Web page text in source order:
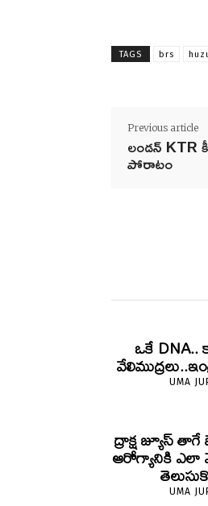
TAGS brs
Previous article
లండన్ KTR
పోరాటం
ఒకే DNA..
UMA
ద్రాక్ష జ్యూస్
ఆరోగ్యానికి ఎలా
UMA